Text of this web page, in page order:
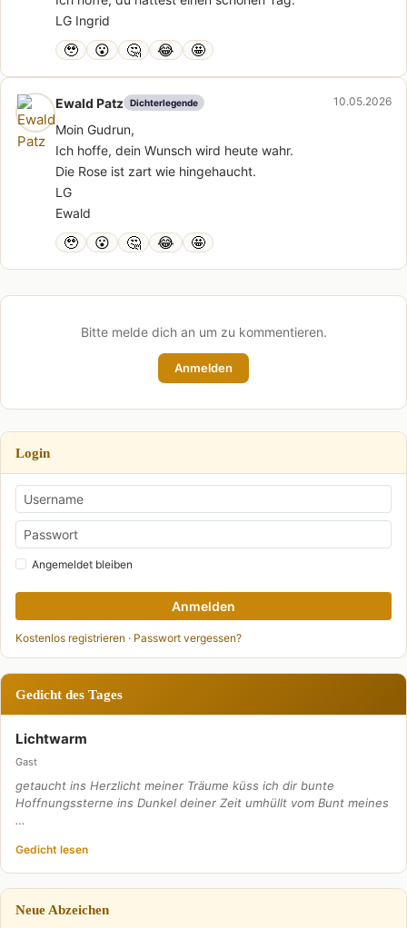
LG Ingrid
🥹 😮 🤔 😂 🤩
Ewald Patz Dichterlegende 10.05.2026
Moin Gudrun,
Ich hoffe, dein Wunsch wird heute wahr.
Die Rose ist zart wie hingehaucht.
LG
Ewald
🥹 😮 🤔 😂 🤩
Bitte melde dich an um zu kommentieren.
Anmelden
Login
Angemeldet bleiben
Anmelden
Kostenlos registrieren · Passwort vergessen?
Gedicht des Tages
Lichtwarm
Gast
getaucht ins Herzlicht meiner Träume küss ich dir bunte
Hoffnungssterne ins Dunkel deiner Zeit umhüllt vom Bunt meines
…
Gedicht lesen
Neue Abzeichen